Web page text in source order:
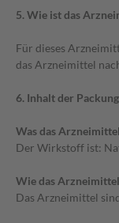
5. Wie ist das
Für dieses
das Arzneimittel
6. Inhalt der
Was das
Der Wirkstoff ist:
Wie das
Das Arzneimittel